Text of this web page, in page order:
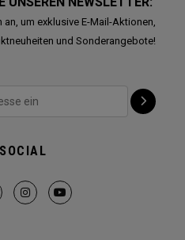
an, um exklusive E-Mail-Aktionen,
und Sonderangebote!